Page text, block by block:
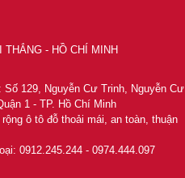
THẮNG - HỒ CHÍ MINH
Số 129, Nguyễn Cư Trinh, Nguyễn Cư
1 - TP. Hồ Chí Minh
ô tô đỗ thoải mái, an toàn, thuận
0912.245.244 - 0974.444.097